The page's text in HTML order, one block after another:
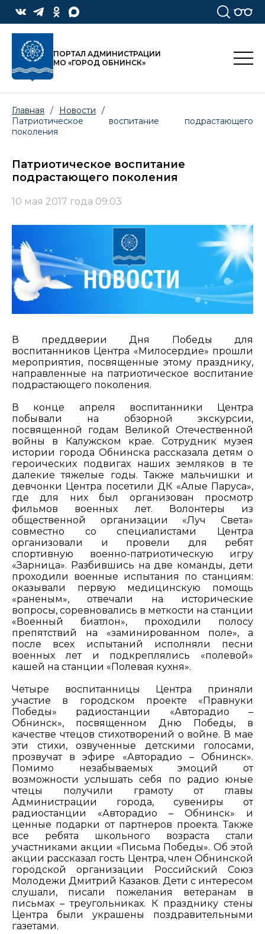
ПОРТАЛ АДМИНИСТРАЦИИ
МО «ГОРОД ОБНИНСК»
Главная / Новости
/
Патриотическое воспитание подрастающего
поколения
Патриотическое воспитание
подрастающего поколения
10 мая 2017 года 09:03
В преддверии Дня Победы для
воспитанников Центра «Милосердие» прошли
мероприятия, посвященные этому празднику,
направленные на патриотическое воспитание
подрастающего поколения.
В конце апреля воспитанники Центра
побывали на обзорной экскурсии,
посвященной годам Великой Отечественной
войны в Калужском крае. Сотрудник музея
истории города Обнинска рассказала детям о
героических подвигах наших земляков в те
далекие тяжелые годы. Также мальчишки и
девчонки Центра посетили ДК «Алые Паруса»,
где для них был организован просмотр
фильмов военных лет. Волонтеры из
общественной организации «Луч Света»
совместно со специалистами Центра
организовали и провели для ребят
спортивную военно-патриотическую игру
«Зарница». Разбившись на две команды, дети
проходили военные испытания по станциям:
оказывали первую медицинскую помощь
«раненым», отвечали на исторические
вопросы, соревновались в меткости на станции
«Военный биатлон», проходили полосу
препятствий на «заминированном поле», а
после всех испытаний исполняли песни
военных лет и подкреплялись «полевой»
кашей на станции «Полевая кухня».
Четыре воспитанницы Центра приняли
участие в городском проекте «Правнуки
Победы» радиостанции «Авторадио –
Обнинск», посвященном Дню Победы, в
качестве чтецов стихотворений о войне. В мае
эти стихи, озвученные детскими голосами,
прозвучат в эфире «Авторадио – Обнинск».
Помимо незабываемых эмоций от
возможности услышать себя по радио юные
чтецы получили грамоту от главы
Администрации города, сувениры от
радиостанции «Авторадио – Обнинск» и
ценные подарки от партнеров проекта. Также
все ребята школьного возраста стали
участниками акции «Письма Победы». Об этой
акции рассказал гость Центра, член Обнинской
городской организации Российский Союз
Молодежи Дмитрий Казаков. Дети с интересом
слушали, писали пожелания ветеранам в
письмах – треугольниках. К празднику стены
Центра были украшены поздравительными
газетами.